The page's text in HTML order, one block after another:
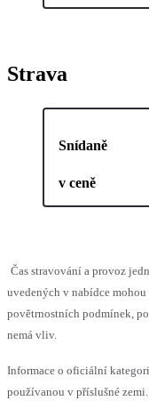
Strava
Snídaně
v ceně
Čas stravování a provoz
uvedených v nabídce
povětrnostních podmínek,
nemá vliv.
Informace o oficiální
používanou v příslušné